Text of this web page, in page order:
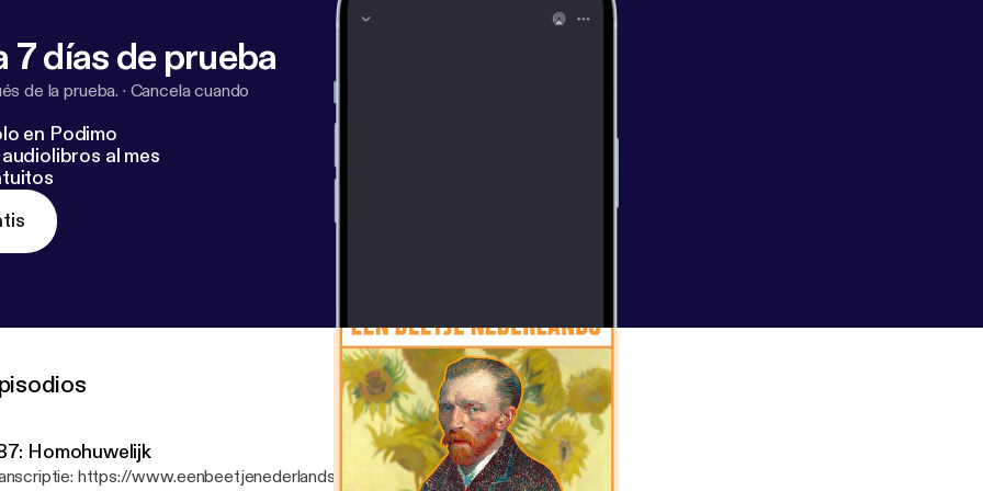
Every episode comes with a free transcript on the website. Learn a little
Beetje Nederlands!
7 días de prueba
de la prueba. · Cancela cuando
en Podimo
al mes
Homohuwelijk
https://www.eenbeetjenederlands.nl/podcast/homohuwelijk